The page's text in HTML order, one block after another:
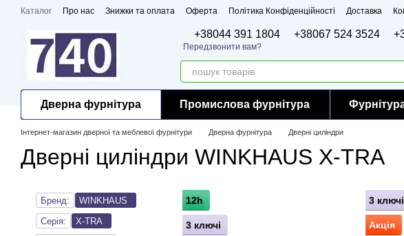
Перейти до основного контенту
Каталог Про нас Знижки та оплата Оферта Політика Конфіденційності Доставка
+38044 391 1804 +38067 524 3524
Передзвонити вам?
Дверна фурнітура Промислова фурнітура
Інтернет-магазин дверної та меблевої фурнітури Дверна фурнітура Дверні циліндри
Дверні циліндри WINKHAUS X-TRA
12h
3 ключі
3 ключі
Акція
Бренд:
WINKHAUS
Серія:
X-TRA